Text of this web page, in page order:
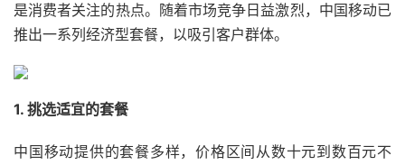
是消费者关注的热点。随着市场竞争日益激烈，中国移动已
推出一系列经济型套餐，以吸引客户群体。
1. 挑选适宜的套餐
中国移动提供的套餐多样，价格区间从数十元到数百元不